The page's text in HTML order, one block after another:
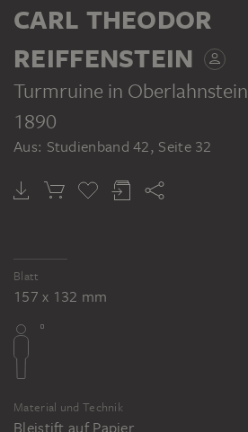
CARL THEODOR
REIFFENSTEIN
Turmruine in Oberlahnstein
1890
Aus: Studienband 42, Seite 32
Blatt
157 x 132 mm
Material und Technik
Bleistift auf Papier